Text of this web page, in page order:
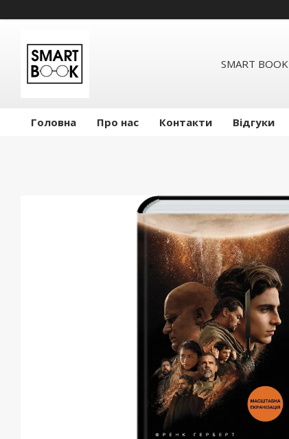
SMART BOOK
Головна Про нас Контакти Відгуки